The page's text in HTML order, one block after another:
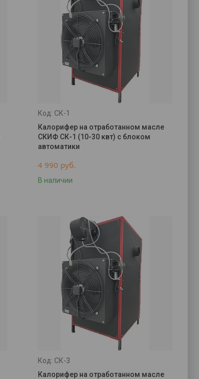
СК-1
Калорифер на отработанном масле
СКИФ СК-1 (10-30 квт) с блоком
автоматики
4 990 руб.
В наличии
СК-3
Калорифер на отработанном масле